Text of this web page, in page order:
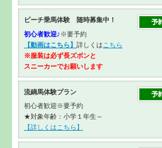
ビーチ乗馬体験 随時募集中！
初心者歓迎♪※要予約
【動画はこちら】 詳しくは こちら
※服装は必ず長ズボンと
スニーカーでお願いします
流鏑馬体験プラン
初心者歓迎※要予約
★対象年齢：小学１年生～
【詳しくはこちら】